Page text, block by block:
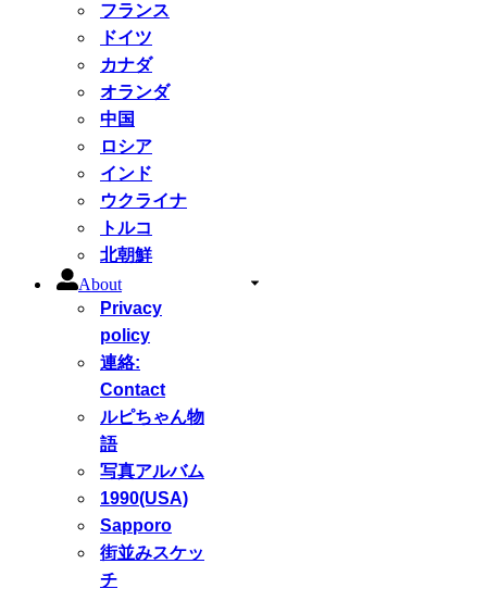
フランス
ドイツ
カナダ
オランダ
中国
ロシア
インド
ウクライナ
トルコ
北朝鮮
About
Privacy
policy
連絡:
Contact
ルピちゃん物
語
写真アルバム
1990(USA)
Sapporo
街並みスケッ
チ